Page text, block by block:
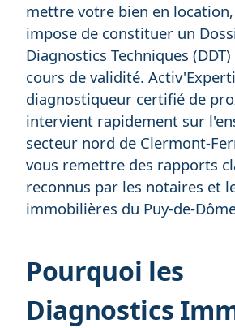
mettre votre bien en
impose de constituer un
Diagnostics Techniques
cours de validité.
diagnostiqueur certifié de
intervient rapidement sur
secteur nord de Clermont-
vous remettre des rapports
reconnus par les notaires et
immobilières du Puy-de-
Pourquoi les
Diagnostics